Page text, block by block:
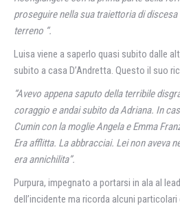
proseguire nella sua traiettoria di
terreno “.
Luisa viene a saperlo quasi subito dalle
subito a casa D’Andretta. Questo il suo
“Avevo appena saputo della terribile
coraggio e andai subito da Adriana. In
Cumin con la moglie Angela e Emma
Era afflitta. La abbracciai. Lei non aveva
era annichilita”.
Purpura, impegnato a portarsi in ala al
dell’incidente ma ricorda alcuni particolari